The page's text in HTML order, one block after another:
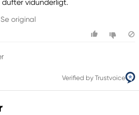
vidunderligt.
Se original
Verified by Trustvoice